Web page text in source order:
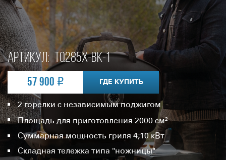
Артикул: TQ285X-BK-1
57 900 ГДЕ КУПИТЬ
2 горелки с независимым поджигом
Площадь для приготовления 2000 см²
Суммарная мощность гриля 4,10 кВт
Складная тележка типа "ножницы"